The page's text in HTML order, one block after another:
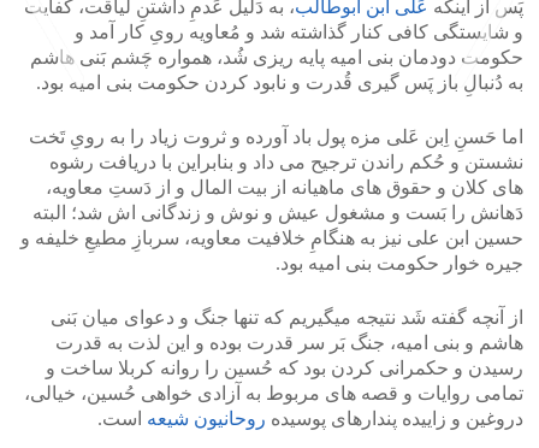
پَس از اینکه عَلی ابن ابوطالب، به دَلیل عَدمِ داشتنِ لیاقت، کفایت
و شایستگی کافی کنار گذاشته شد و مُعاویه رویِ کار آمد و
حکومت دودمان بنی امیه پایه ریزی شُد، همواره چَشم بَنی هاشم
به دُنبالِ باز پَس گیری قُدرت و نابود کردن حکومت بنی امیه بود.
اما حَسنِ اِبن عَلی مزه پول باد آورده و ثروت زیاد را به رویِ تَخت
نشستن و حُکم راندن ترجیح می داد و بنابراین با دریافت رشوه
های کلان و حقوق های ماهیانه از بیت المال و از دَستِ معاویه،
دَهانش را بَست و مشغول عیش و نوش و زندگانی اش شد؛ البته
حسین ابن علی نیز به هنگامِ خلافیت معاویه، سربازِ مطیعِ خلیفه و
جیره خوار حکومت بنی امیه بود.
از آنچه گفته شَد نتیجه میگیریم که تنها جنگ و دعوای میان بَنی
هاشم و بنی امیه، جنگ بَر سر قدرت بوده و این لذت به قدرت
رسیدن و حکمرانی کردن بود که حُسین را روانه کربلا ساخت و
تمامی روایات و قصه های مربوط به آزادی خواهی حُسین، خیالی،
دروغین و زاییده پندارهای پوسیده روحانیون شیعه است.
<
>